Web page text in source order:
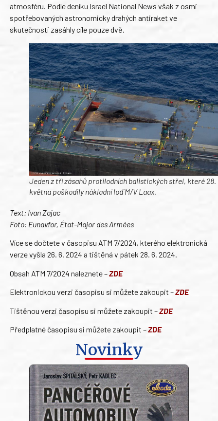
atmosféru. Podle deníku Israel National News však z osmi
spotřebovaných astronomicky drahých antiraket ve
skutečnosti zasáhly cíle pouze dvě.
Jeden z tří zásahů protilodních balistických střel, které 28.
května poškodily nákladní loď M/V Laax.
Text: Ivan Zajac
Foto: Eunavfor, État-Major des Armées
Více se dočtete v časopisu ATM 7/2024, kterého elektronická
verze vyšla 26. 6. 2024 a tištěná v pátek 28. 6. 2024.
Obsah ATM 7/2024 naleznete –ZDE
Elektronickou verzi časopisu si můžete zakoupit –ZDE
Tištěnou verzi časopisu si můžete zakoupit –ZDE
Předplatné časopisu si můžete zakoupit –ZDE
Novinky